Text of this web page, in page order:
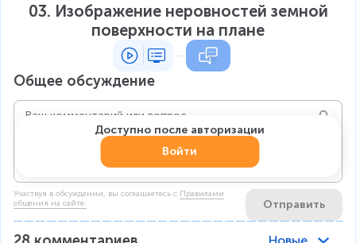
03. Изображение неровностей земной
поверхности на плане
Общее обсуждение
Участвуя в обсуждении, вы соглашаетесь c Правилами
общения на сайте.
Отправить
Доступно после авторизации
Войти